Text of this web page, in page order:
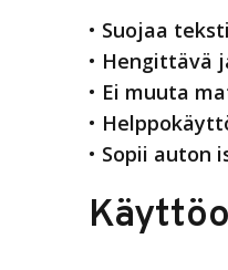
• Suojaa
• Hengittävä
• Ei muuta
•
• Sopii auton